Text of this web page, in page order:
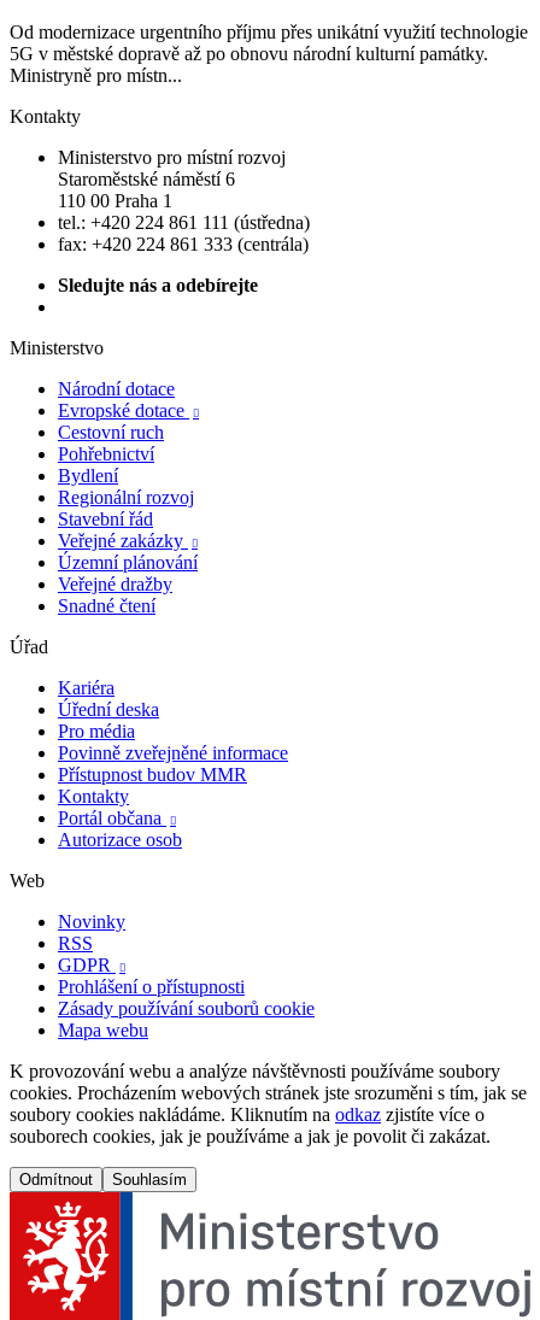
Od modernizace urgentního příjmu přes unikátní využití technologie
5G v městské dopravě až po obnovu národní kulturní památky.
Ministryně pro místn...
Kontakty
Ministerstvo pro místní rozvoj
Staroměstské náměstí 6
110 00 Praha 1
tel.: +420 224 861 111 (ústředna)
fax: +420 224 861 333 (centrála)
Sledujte nás a odebírejte
Ministerstvo
Národní dotace
Evropské dotace

Cestovní ruch
Pohřebnictví
Bydlení
Regionální rozvoj
Stavební řád
Veřejné zakázky

Územní plánování
Veřejné dražby
Snadné čtení
Úřad
Kariéra
Úřední deska
Pro média
Povinně zveřejněné informace
Přístupnost budov MMR
Kontakty
Portál občana

Autorizace osob
Web
Novinky
RSS
GDPR

Prohlášení o přístupnosti
Zásady používání souborů cookie
Mapa webu
K provozování webu a analýze návštěvnosti používáme soubory
cookies. Procházením webových stránek jste srozuměni s tím, jak se
soubory cookies nakládáme. Kliknutím na odkaz zjistíte více o
souborech cookies, jak je používáme a jak je povolit či zakázat.
Odmítnout Souhlasím